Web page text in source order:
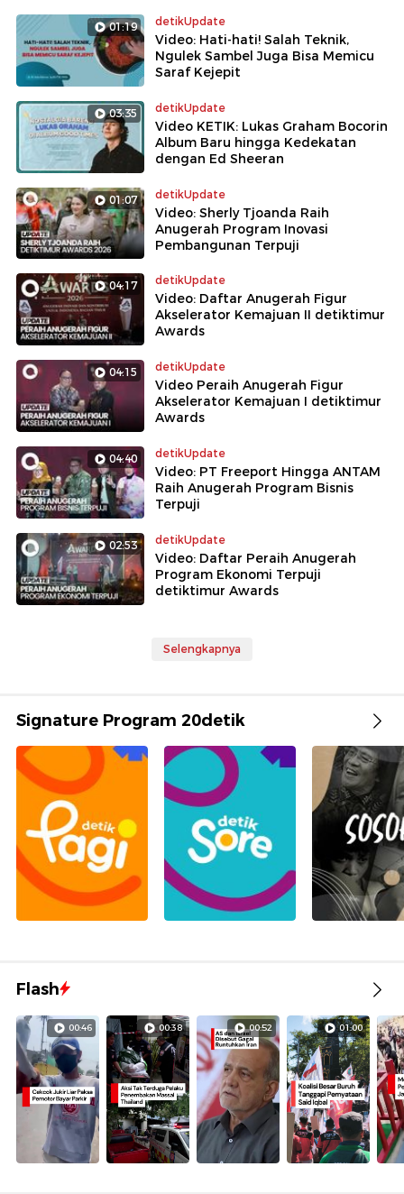
01:19 detikUpdate
Video: Hati-hati! Salah Teknik,
Ngulek Sambel Juga Bisa Memicu
Saraf Kejepit
03:35 detikUpdate
Video KETIK: Lukas Graham Bocorin
Album Baru hingga Kedekatan
dengan Ed Sheeran
01:07 detikUpdate
Video: Sherly Tjoanda Raih
Anugerah Program Inovasi
Pembangunan Terpuji
04:17 detikUpdate
Video: Daftar Anugerah Figur
Akselerator Kemajuan II detiktimur
Awards
04:15 detikUpdate
Video Peraih Anugerah Figur
Akselerator Kemajuan I detiktimur
Awards
04:40 detikUpdate
Video: PT Freeport Hingga ANTAM
Raih Anugerah Program Bisnis
Terpuji
02:53 detikUpdate
Video: Daftar Peraih Anugerah
Program Ekonomi Terpuji
detiktimur Awards
Selengkapnya
Signature Program 20detik
Flash
00:46 00:38 00:52 01:00